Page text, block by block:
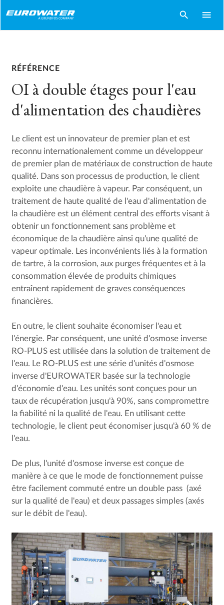
search menu
RÉFÉRENCE
OI à double étages pour l'eau
d'alimentation des chaudières
Le client est un innovateur de premier plan et est
reconnu internationalement comme un développeur
de premier plan de matériaux de construction de haute
qualité. Dans son processus de production, le client
exploite une chaudière à vapeur. Par conséquent, un
traitement de haute qualité de l'eau d'alimentation de
la chaudière est un élément central des efforts visant à
obtenir un fonctionnement sans problème et
économique de la chaudière ainsi qu'une qualité de
vapeur optimale. Les inconvénients liés à la formation
de tartre, à la corrosion, aux purges fréquentes et à la
consommation élevée de produits chimiques
entraînent rapidement de graves conséquences
financières.
En outre, le client souhaite économiser l'eau et
l'énergie. Par conséquent, une unité d'osmose inverse
RO-PLUS est utilisée dans la solution de traitement de
l'eau. Le RO-PLUS est une série d'unités d'osmose
inverse d'EUROWATER basée sur la technologie
d'économie d'eau. Les unités sont conçues pour un
taux de récupération jusqu'à 90%, sans compromettre
la fiabilité ni la qualité de l'eau. En utilisant cette
technologie, le client peut économiser jusqu'à 60 % de
l'eau.
De plus, l'unité d'osmose inverse est conçue de
manière à ce que le mode de fonctionnement puisse
être facilement commuté entre un double pass (axé
sur la qualité de l'eau) et deux passages simples (axés
sur le débit de l'eau).